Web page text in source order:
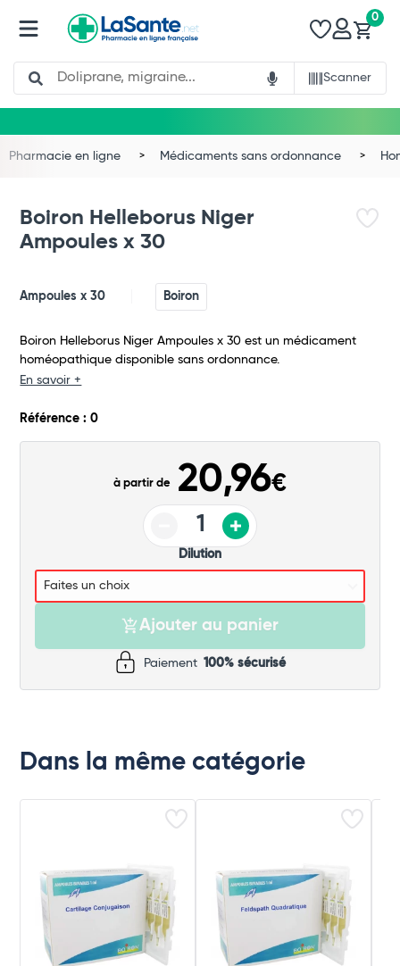
Search
Scanner
0
Total
Pharmacie en ligne Médicaments sans ordonnance
Boiron Helleborus Niger
Ampoules x 30
Ampoules x 30 Boiron
Boiron Helleborus Niger Ampoules x 30 est un médicament
homéopathique disponible sans ordonnance.
En savoir +
Référence : 0
à partir de 20,96€
Dilution
Ajouter au panier
Paiement 100% sécurisé
Dans la même catégorie